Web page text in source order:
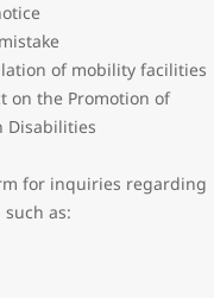
of mobility facilities
on the Promotion of
Disabilities
for inquiries regarding
such as: